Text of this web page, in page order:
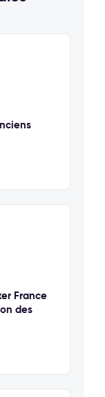
France
des